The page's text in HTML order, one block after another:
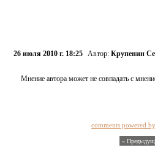
26 июля 2010 г. 18:25 Автор: Крупенин
Мнение автора может не совпадать с
comments powered
«